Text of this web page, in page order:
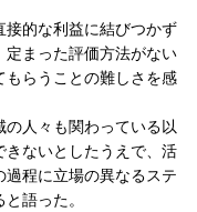
接的な利益に結びつかず
まった評価方法がない
もらうことの難しさを感
人々も関わっている以
きないとしたうえで、活
程に立場の異なるステ
語った。